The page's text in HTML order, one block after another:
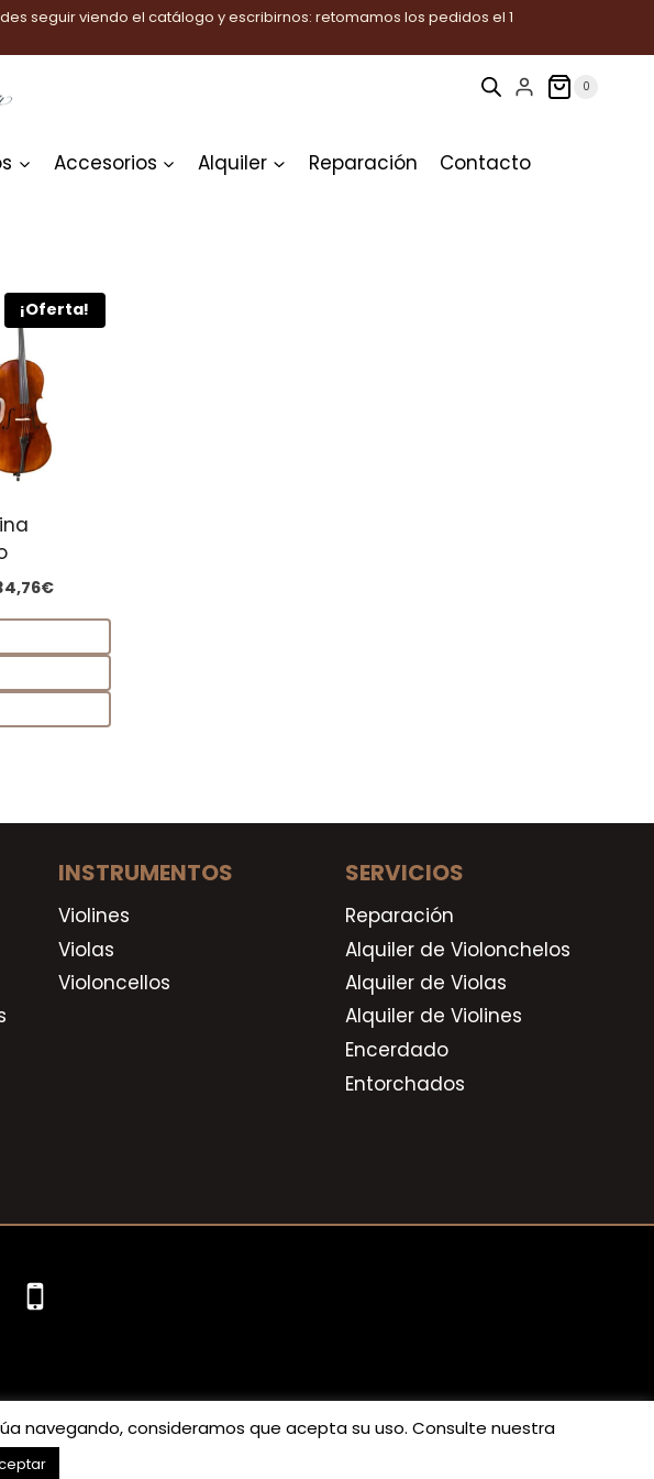
seguir viendo el catálogo y escribirnos: retomamos los pedidos el 1
0
Accesorios Alquiler Reparación Contacto
¡Oferta!
€El
es:
834,76€.
INSTRUMENTOS
Violines
Violas
Violoncellos
SERVICIOS
Reparación
Alquiler de Violonchelos
Alquiler de Violas
Alquiler de Violines
Encerdado
Entorchados
|Política de privacidad|Política de cookies
navegando, consideramos que acepta su uso. Consulte nuestra